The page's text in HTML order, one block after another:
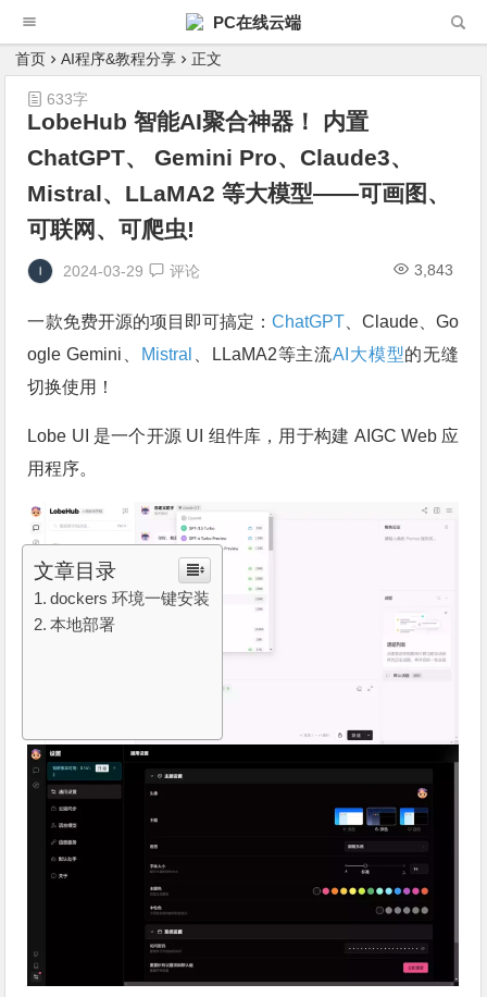
PC在线云端
首页 AI程序&教程分享 正文
LobeHub 智能AI聚合神器！ 内置
ChatGPT、 Gemini Pro、Claude3、
Mistral、LLaMA2 等大模型——可画图、
可联网、可爬虫!
2024-03-29 评论 3,843
633字
一款免费开源的项目即可搞定： ChatGPT、Claude、Go
ogle Gemini、
Mistral 、LLaMA2等主流AI大模型的无缝
切换使用！
Lobe UI 是一个开源 UI 组件库，用于构建 AIGC Web 应
用程序。
文章目录
dockers 环境一键安装
本地部署